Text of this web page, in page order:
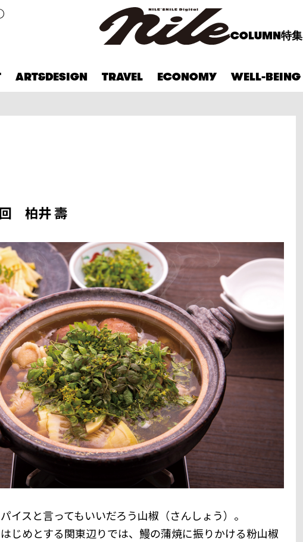
COLUMN特集
ART&DESIGN TRAVEL ECONOMY WELL-BEING
柏井 壽
イスと言ってもいいだろう山椒（さんしょう）。
じめとする関東辺りでは、鰻の蒲焼に振りかける粉山椒